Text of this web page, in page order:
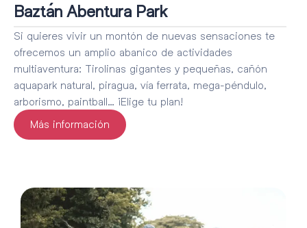
Baztán Abentura Park
Si quieres vivir un montón de nuevas sensaciones te
ofrecemos un amplio abanico de actividades
multiaventura: Tirolinas gigantes y pequeñas, cañón
aquapark natural, piragua, vía ferrata, mega-péndulo,
arborismo, paintball… ¡Elige tu plan!
Más información